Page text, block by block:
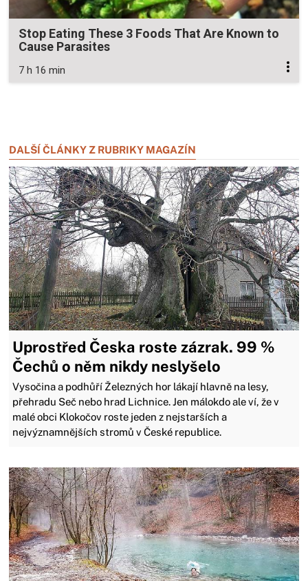
Stop Eating These 3 Foods That Are Known to
Cause Parasites
7 h 16 min
DALŠÍ ČLÁNKY Z RUBRIKY MAGAZÍN
Uprostřed Česka roste zázrak. 99 %
Čechů o něm nikdy neslyšelo
Vysočina a podhůří Železných hor lákají hlavně na lesy,
přehradu Seč nebo hrad Lichnice. Jen málokdo ale ví, že v
malé obci Klokočov roste jeden z nejstarších a
nejvýznamnějších stromů v České republice.